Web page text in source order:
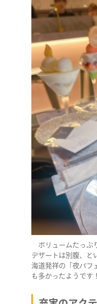
ボリュームたっぷ
デザートは別腹、
海道発祥の「夜パフ
も多かったようです！